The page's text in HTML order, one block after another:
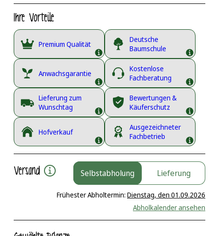
Ihre Vorteile
Premium Qualität
Deutsche
Baumschule
Anwachsgarantie
Kostenlose
Fachberatung
Lieferung zum
Wunschtag
Bewertungen &
Käuferschutz
Hofverkauf
Ausgezeichneter
Fachbetrieb
Versand Selbstabholung Lieferung
Frühester Abholtermin: Dienstag, den 01.09.2026
Abholkalender ansehen